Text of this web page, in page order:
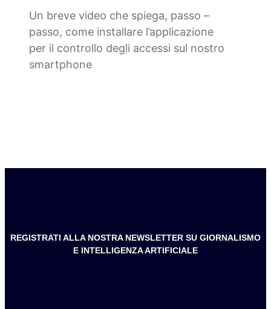
Un breve video che spiega, passo –
passo, come installare l’applicazione
per il controllo degli accessi sul nostro
smartphone
REGISTRATI ALLA NOSTRA NEWSLETTER SU GIORNALISMO
E INTELLIGENZA ARTIFICIALE